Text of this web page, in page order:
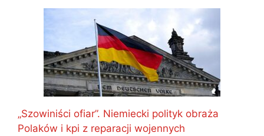
„Szowiniści ofiar”. Niemiecki polityk obraża
Polaków i kpi z reparacji wojennych